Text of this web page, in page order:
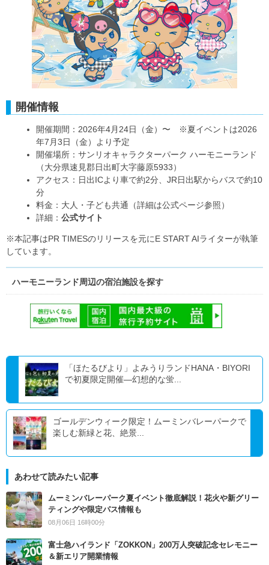
開催情報
開催期間：2026年4月24日（金）〜 ※夏イベントは2026
年7月3日（金）より予定
開催場所：サンリオキャラクターパーク ハーモニーランド
（大分県速見郡日出町大字藤原5933）
アクセス：日出ICより車で約2分、JR日出駅からバスで約10
分
料金：大人・子ども共通（詳細は公式ページ参照）
詳細： 公式サイト
※本記事はPR TIMESのリリースを元にE START AIライターが執筆
しています。
ハーモニーランド周辺の宿泊施設を探す
「ほたるびより」よみうりランドHANA・BIYORI
で初夏限定開催―幻想的な蛍...
ゴールデンウィーク限定！ムーミンバレーパークで
楽しむ新緑と花、絶景...
あわせて読みたい記事
ムーミンバレーパーク夏イベント徹底解説！花火や新グリー
ティングや限定パス情報も
08月06日 16時00分
富士急ハイランド「ZOKKON」200万人突破記念セレモニー
＆新エリア開業情報